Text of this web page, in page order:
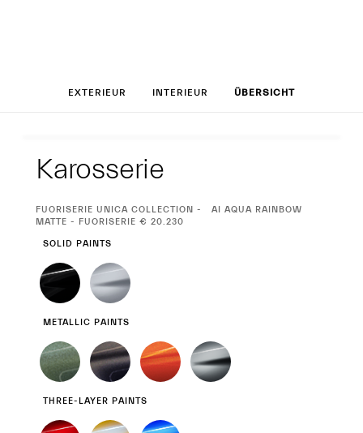
Set up your
EXTERIEUR INTERIEUR ÜBERSICHT
Karosserie
CURRENT
SELECTION
FUORISERIE UNICA COLLECTION
AI AQUA RAINBOW
MATTE - FUORISERIE € 20.230
SOLID PAINTS
METALLIC PAINTS
THREE-LAYER PAINTS